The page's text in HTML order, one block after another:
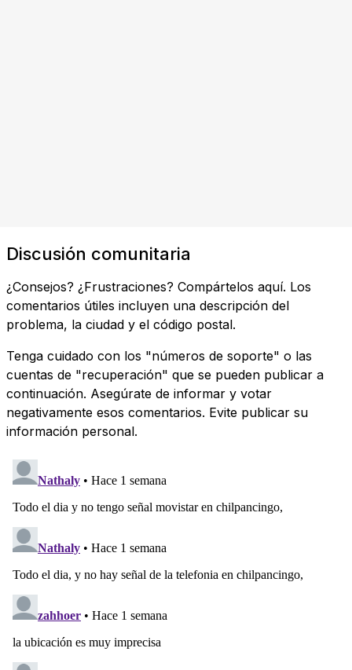
Discusión comunitaria
¿Consejos? ¿Frustraciones? Compártelos aquí. Los
comentarios útiles incluyen una descripción del
problema, la ciudad y el código postal.
Tenga cuidado con los "números de soporte" o las
cuentas de "recuperación" que se pueden publicar a
continuación. Asegúrate de informar y votar
negativamente esos comentarios. Evite publicar su
información personal.